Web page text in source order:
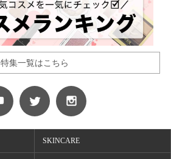
特集一覧はこちら
SKINCARE